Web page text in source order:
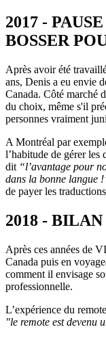
2017 -
BOSSER
Après avoir été
ans, Denis a eu envie
Canada. Côté marché
du choix, même s'il
personnes vraiment
A Montréal par
l’habitude de gérer les
dit “l’avantage pour
dans la bonne langue
de payer les
2018 -
Après ces années de
Canada puis en
comment il envisage
professionnelle.
L’expérience du
"le remote est devenu